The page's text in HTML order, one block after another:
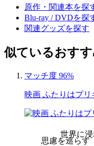
原作・関連本を探
Blu-ray / DVDを探
関連グッズを探す
似ているおす
マッチ度 96%
映画 ふたりはプリ
思慮を巡らす
世界に浸